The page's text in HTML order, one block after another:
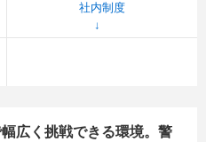
社内制度
広く挑戦できる環境。警